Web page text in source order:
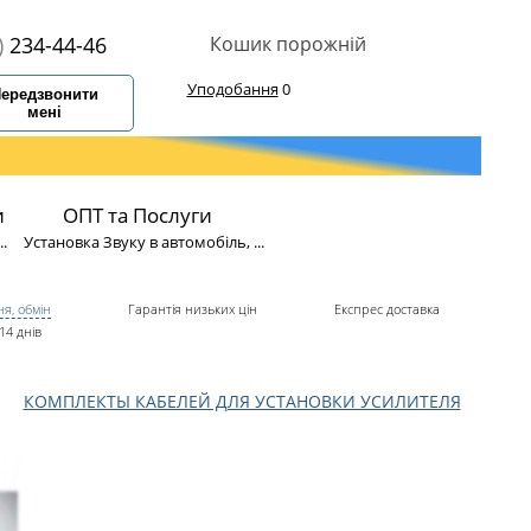
234-44-46
мені
Кошик порожній
Уподобання0
ОПТ та Послуги
Установка Звуку в автомобіль, ...
обмін
днів
Гарантія низьких цін Експрес доставка
КОМПЛЕКТЫ КАБЕЛЕЙ ДЛЯ УСТАНОВКИ УСИЛИТЕЛЯ